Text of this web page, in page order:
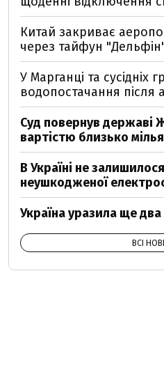
Китай закриває
через тайфун
У Марганці та сусідніх
водопостачання після
Суд повернув державі
вартістю близько
В Україні не
неушкодженої
Україна уразила ще два
ВСІ